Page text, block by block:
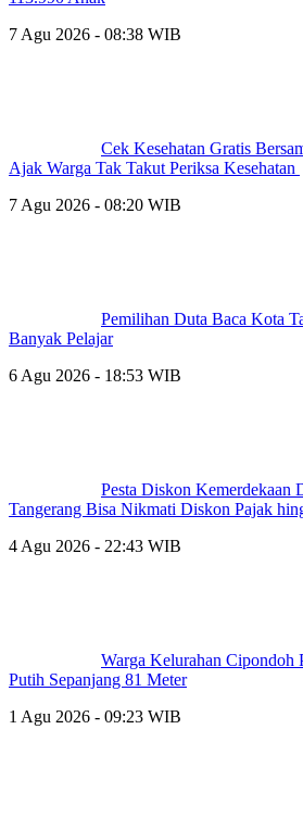
7 Agu 2026 - 08:38 WIB
Cek Kesehatan Gratis
Ajak Warga Tak Takut Periksa Kesehatan
7 Agu 2026 - 08:20 WIB
Pemilihan Duta Baca Kota
Banyak Pelajar
6 Agu 2026 - 18:53 WIB
Pesta Diskon Kemerdekaan
Tangerang Bisa Nikmati Diskon Pajak
4 Agu 2026 - 22:43 WIB
Warga Kelurahan Cipondoh
Putih Sepanjang 81 Meter
1 Agu 2026 - 09:23 WIB